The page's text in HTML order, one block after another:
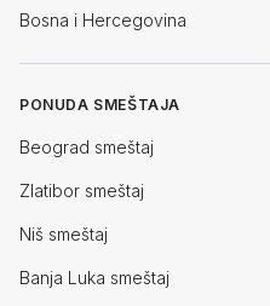
Bosna i Hercegovina
PONUDA SMEŠTAJA
Beograd smeštaj
Zlatibor smeštaj
Niš smeštaj
Banja Luka smeštaj